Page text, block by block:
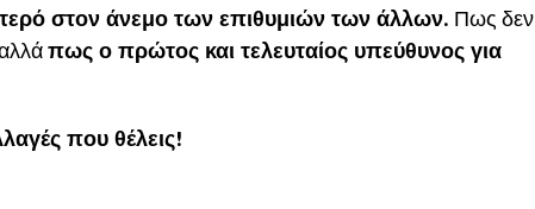
στον άνεμο των επιθυμιών των άλλων. Πως δεν
πως ο πρώτος και τελευταίος υπεύθυνος για
που θέλεις!